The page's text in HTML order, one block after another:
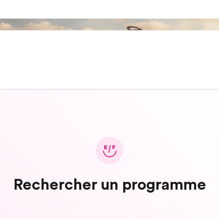
Rechercher un programme